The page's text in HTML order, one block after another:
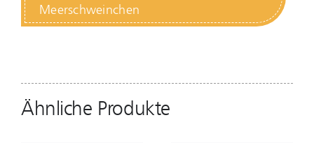
Meerschweinchen
Ähnliche Produkte